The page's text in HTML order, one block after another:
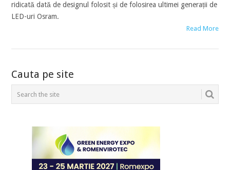
ridicată dată de designul folosit și de folosirea ultimei generații de
LED-uri Osram.
Read More
POSTS
NAVIGATION
Cauta pe site